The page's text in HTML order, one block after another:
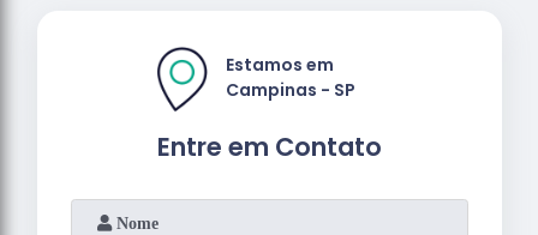
Entre em Contato
Estamos em
Campinas - SP